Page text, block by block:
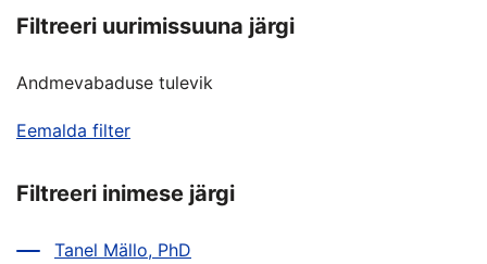
Filtreeri uurimissuuna järgi
Andmevabaduse tulevik
Eemalda filter
Filtreeri inimese järgi
Tanel Mällo, PhD